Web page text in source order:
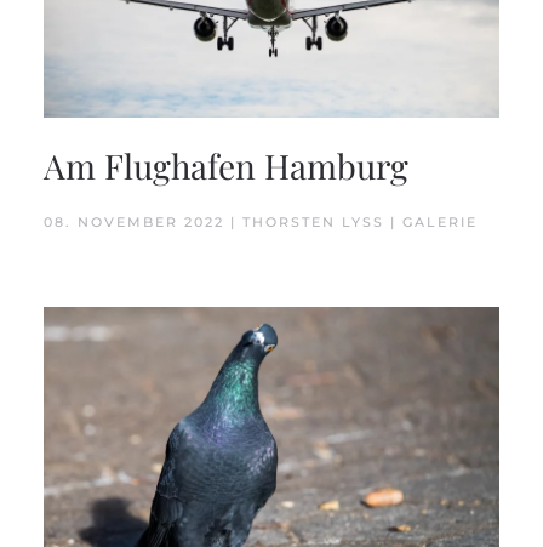
Am Flughafen Hamburg
08. NOVEMBER 2022 | THORSTEN LYSS | GALERIE